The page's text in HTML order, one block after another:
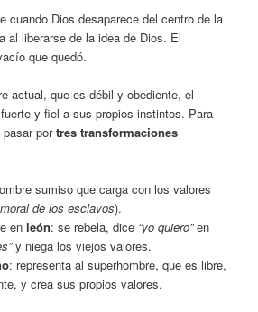
cuando Dios desaparece del centro de la
al liberarse de la idea de Dios. El
que quedó.
actual, que es débil y obediente, el
y fiel a sus propios instintos. Para
pasar portres transformaciones
sumiso que carga con los valores
moral de los esclavos).
en león: se rebela, dice “yo quiero”en
y niega los viejos valores.
: representa al superhombre, que es libre,
y crea sus propios valores.